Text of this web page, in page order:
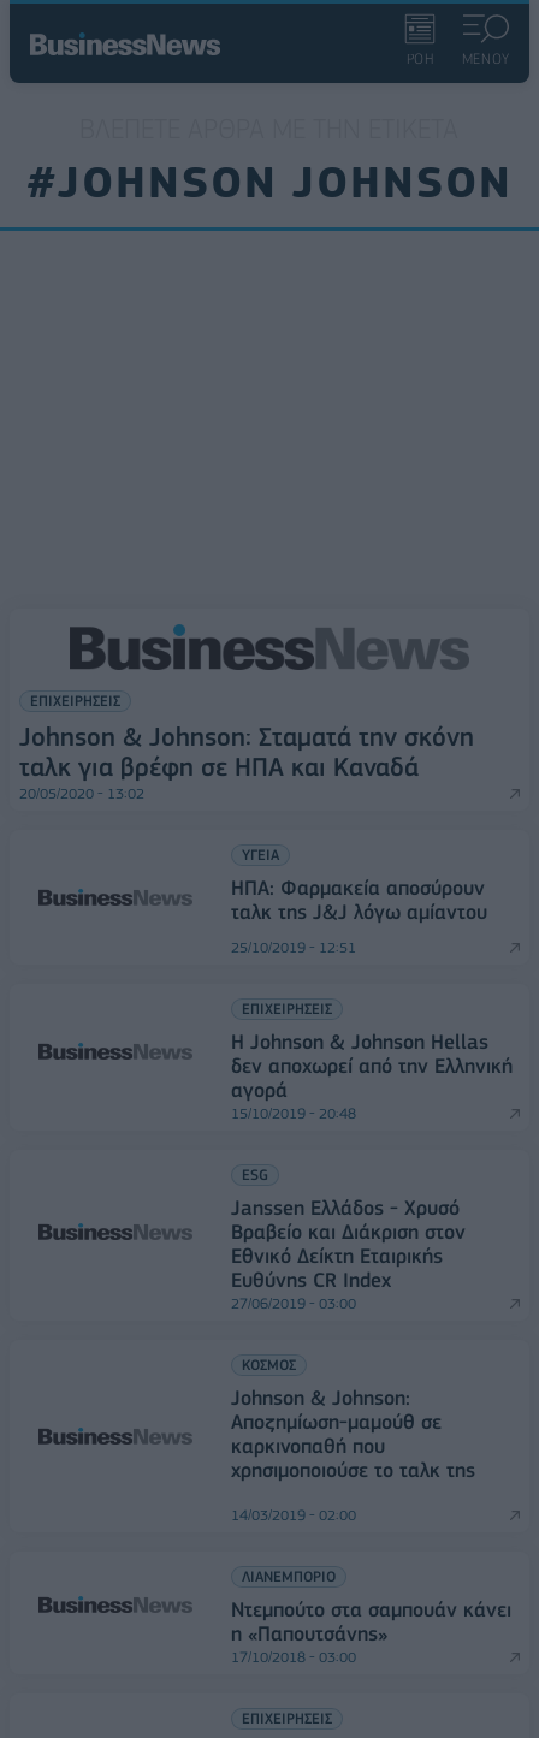
ΡΟΗ ΜΕΝΟΥ
#JOHNSON JOHNSON
ΕΠΙΧΕΙΡΗΣΕΙΣ
Johnson & Johnson: Σταματά την σκόνη
ταλκ για βρέφη σε ΗΠΑ και Καναδά
20/05/2020 - 13:02
ΥΓΕΙΑ
ΗΠΑ: Φαρμακεία αποσύρουν
ταλκ της J&J λόγω αμίαντου
25/10/2019 - 12:51
ΕΠΙΧΕΙΡΗΣΕΙΣ
Η Johnson & Johnson Hellas
δεν αποχωρεί από την Ελληνική
αγορά
15/10/2019 - 20:48
ESG
Janssen Ελλάδος - Χρυσό
Βραβείο και Διάκριση στον
Εθνικό Δείκτη Εταιρικής
Ευθύνης CR Index
27/06/2019 - 03:00
ΚΟΣΜΟΣ
Johnson & Johnson:
Αποζημίωση-μαμούθ σε
καρκινοπαθή που
χρησιμοποιούσε το ταλκ της
14/03/2019 - 02:00
ΛΙΑΝΕΜΠΟΡΙΟ
Ντεμπούτο στα σαμπουάν κάνει
η «Παπουτσάνης»
17/10/2018 - 03:00
ΕΠΙΧΕΙΡΗΣΕΙΣ